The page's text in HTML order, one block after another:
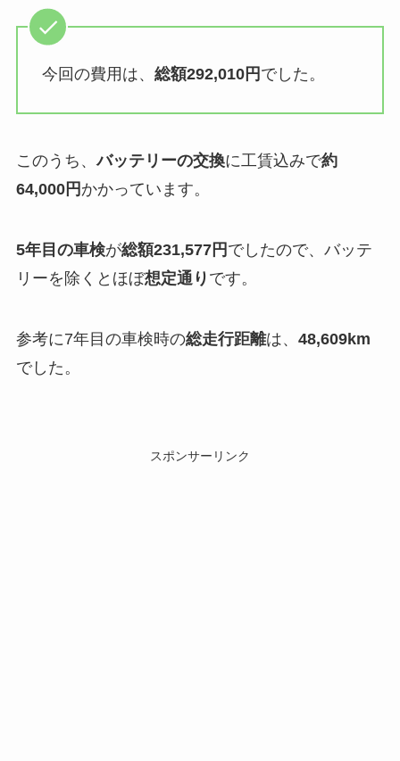
今回の費用は、 総額292,010円 でした。
このうち、バッテリーの交換に工賃込みで約
64,000円 かかっています。
5年目の車検が総額231,577円 でしたので、バッテ
リーを除くとほぼ想定通り です。
参考に7年目の車検時の総走行距離は、 48,609km
でした。
スポンサーリンク